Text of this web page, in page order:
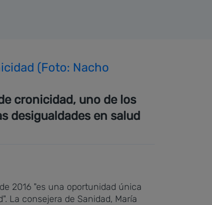
(Foto: Nacho
cronicidad, uno de los
desigualdades en salud
2016 "es una oportunidad única
La consejera de Sanidad, María